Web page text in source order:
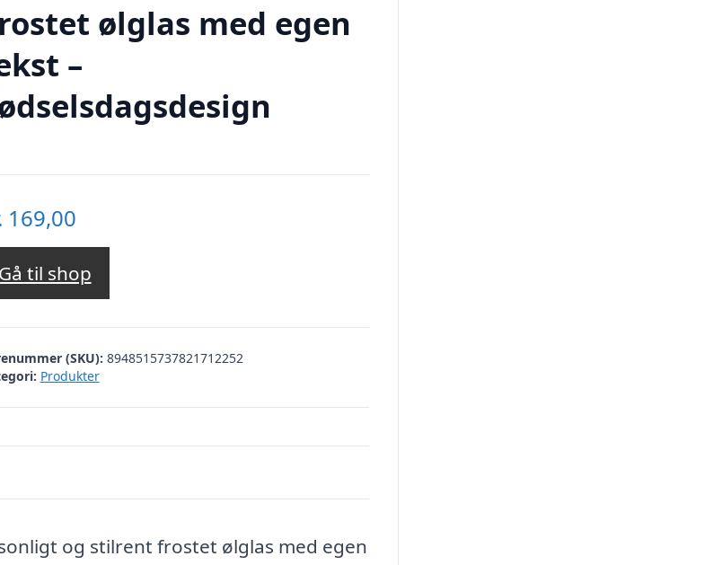
ølglas med egen
–
169,00
Gå til shop
(SKU): 8948515737821712252
Produkter
og stilrent frostet ølglas med egen